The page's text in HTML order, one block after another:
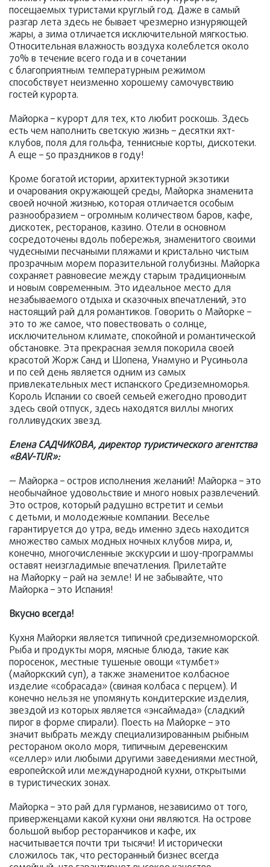
посещаемых туристами круглый год. Даже в самый
разгар лета здесь не бывает чрезмерно изнуряющей
жары, а зима отличается исключительной мягкостью.
Относительная влажность воздуха колеблется около
70% в течение всего года и в сочетании
с благоприятным температурным режимом
способствует неизменно хорошему самочувствию
гостей курорта.
Майорка – курорт для тех, кто любит роскошь. Здесь
есть чем наполнить светскую жизнь – десятки яхт-
клубов, поля для гольфа, теннисные корты, дискотеки.
А еще – 50 праздников в году!
Кроме богатой истории, архитектурной экзотики
и очарования окружающей среды, Майорка знаменита
своей ночной жизнью, которая отличается особым
разнообразием – огромным количеством баров, кафе,
дискотек, ресторанов, казино. Отели в основном
сосредоточены вдоль побережья, знаменитого своими
чудесными песчаными пляжами и кристально чистым
прозрачным морем поразительной голубизны. Майорка
сохраняет равновесие между старым традиционным
и новым современным. Это идеальное место для
незабываемого отдыха и сказочных впечатлений, это
настоящий рай для романтиков. Говорить о Майорке –
это то же самое, что повествовать о солнце,
исключительном климате, спокойной и романтической
обстановке. Эта прекрасная земля покорила своей
красотой Жорж Санд и Шопена, Унамуно и Русиньола
и по сей день является одним из самых
привлекательных мест испанского Средиземноморья.
Король Испании со своей семьей ежегодно проводит
здесь свой отпуск, здесь находятся виллы многих
голливудских звезд.
Елена САДЧИКОВА, директор туристического агентства
«BAV-TUR»:
— Майорка – остров исполнения желаний! Майорка – это
необычайное удовольствие и много новых развлечений.
Это остров, который радушно встретит и семьи
с детьми, и молодежные компании. Веселье
гарантируется до утра, ведь именно здесь находится
множество самых модных ночных клубов мира, и,
конечно, многочисленные экскурсии и шоу-программы
оставят неизгладимые впечатления. Прилетайте
на Майорку – рай на земле! И не забывайте, что
Майорка – это Испания!
Вкусно всегда!
Кухня Майорки является типичной средиземноморской.
Рыба и продукты моря, мясные блюда, такие как
поросенок, местные тушеные овощи «тумбет»
(майоркский суп), а также знаменитое колбасное
изделие «собрасада» (свиная колбаса с перцем). И
конечно нельзя не упомянуть кондитерские изделия,
звездой из которых является «энсаймада» (сладкий
пирог в форме спирали). Поесть на Майорке – это
значит выбрать между специализированным рыбным
рестораном около моря, типичным деревенским
«селлер» или любыми другими заведениями местной,
европейской или международной кухни, открытыми
в туристических зонах.
Майорка – это рай для гурманов, независимо от того,
приверженцами какой кухни они являются. На острове
большой выбор ресторанчиков и кафе, их
насчитывается почти три тысячи! И исторически
сложилось так, что ресторанный бизнес всегда